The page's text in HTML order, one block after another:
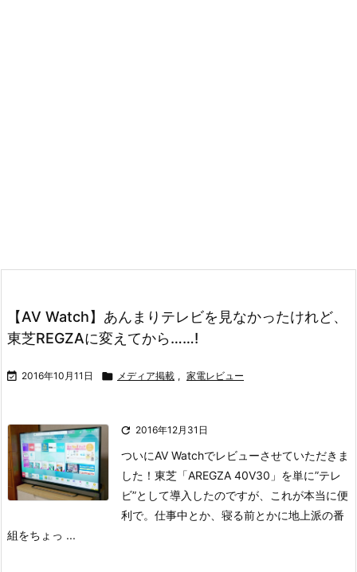
【AV Watch】あんまりテレビを見なかったけれど、
東芝REGZAに変えてから……!
 2016年10月11日  メディア掲載 , 家電レビュー
 2016年12月31日
ついにAV Watchでレビューさせていただきま
した！ 東芝「AREGZA 40V30」を単に”テレ
ビ”として導入したのですが、これが本当に便
利で。 仕事中とか、寝る前とかに地上派の番
組をちょっ ...